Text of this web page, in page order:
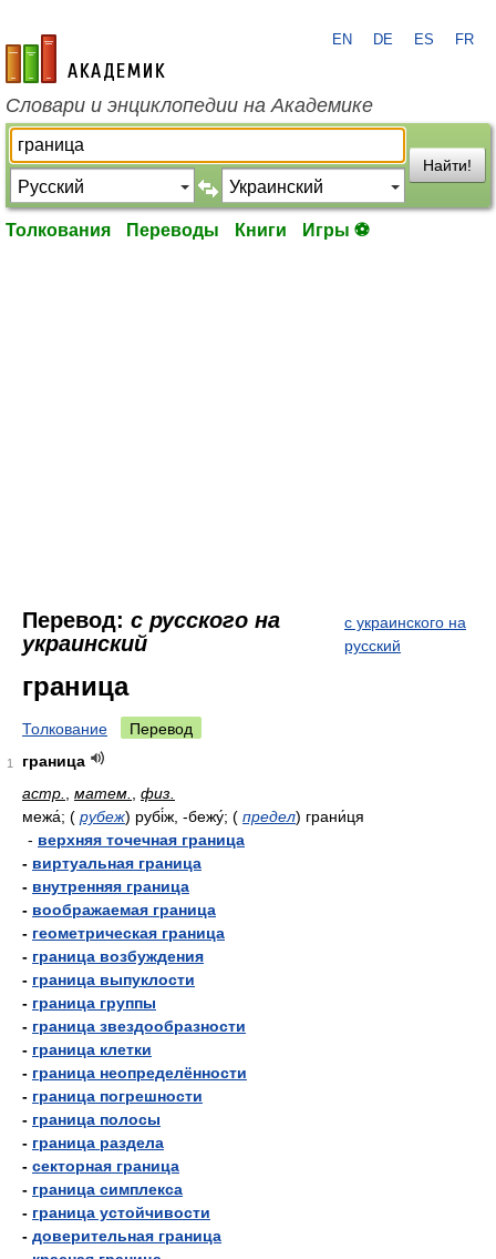
academic.ru
EN DE ES FR
Словари и энциклопедии на Академике
Найти!
Толкования Переводы Книги Игры ⚽
Перевод: с русского на
украинский
с украинского на
русский
граница
Толкование Перевод
1
граница
астр.
матем.
физ.
межа́; ( рубеж) рубі́ж, -бежу́; ( предел) грани́ця
- верхняя точечная граница
- виртуальная граница
- внутренняя граница
- воображаемая граница
- геометрическая граница
- граница возбуждения
- граница выпуклости
- граница группы
- граница звездообразности
- граница клетки
- граница неопределённости
- граница погрешности
- граница полосы
- граница раздела
- секторная граница
- граница симплекса
- граница устойчивости
- доверительная граница